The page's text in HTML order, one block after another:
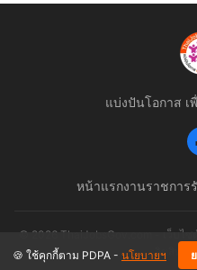
แบ่งปันโอกาส เ
หน้าแรกงานราชการ
© 2026 ThaiJobsGov.com - เว็บไซ
ลิขสิทธิ์ต
🍪 ใช้คุกกี้ตาม PDPA - นโยบายฯ